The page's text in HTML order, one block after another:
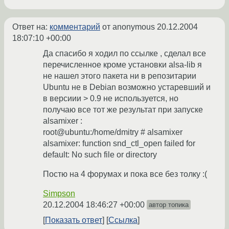
Ответ на: комментарий от anonymous 20.12.2004
18:07:10 +00:00
Да спасибо я ходил по ссылке , сделал все
перечисленное кроме установки alsa-lib я
не нашел этого пакета ни в репозитарии
Ubuntu не в Debian возможно устаревший и
в версиии > 0.9 не используется, но
получаю все тот же результат при запуске
alsamixer :
root@ubuntu:/home/dmitry # alsamixer
alsamixer: function snd_ctl_open failed for
default: No such file or directory
Постю на 4 форумах и пока все без толку :(
Simpson
20.12.2004 18:46:27 +00:00 автор топика
Показать ответ Ссылка